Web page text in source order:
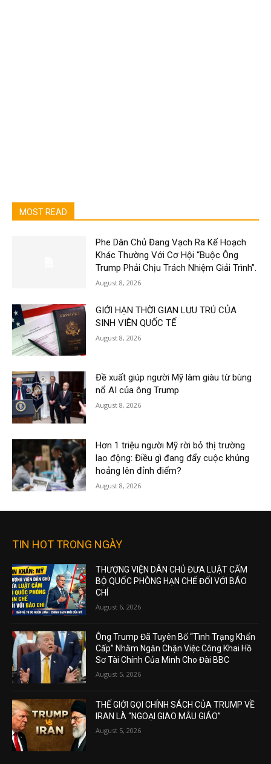
MOST READ
Phe Dân Chủ Đang Vạch Ra Kế Hoạch
Khác Thường Với Cơ Hội “Buộc Ông
Trump Phải Chịu Trách Nhiệm Giải Trình”.
August 8, 2026
GIỚI HẠN THỜI GIAN LƯU TRÚ CỦA
SINH VIÊN QUỐC TẾ
August 8, 2026
Đề xuất giúp người Mỹ làm giàu từ bùng
nổ AI của ông Trump
August 8, 2026
Hơn 1 triệu người Mỹ rời bỏ thị trường
lao động: Điều gì đang đẩy cuộc khủng
hoảng lên đỉnh điểm?
August 8, 2026
TIN HOT TRONG NGÀY
THƯỢNG VIỆN DÂN CHỦ ĐƯA LUẬT CẤM
BỘ QUỐC PHÒNG HẠN CHẾ ĐỐI VỚI BÁO
CHÍ
August 6, 2026
Ông Trump Đã Tuyên Bố “Tình Trạng Khẩn
Cấp” Nhằm Ngăn Chặn Việc Công Khai Hồ
Sơ Tài Chính Của Mình Cho Đài BBC
August 5, 2026
THẾ GIỚI GỌI CHÍNH SÁCH CỦA TRUMP VỀ
IRAN LÀ “NGOẠI GIAO MẪU GIÁO”
August 5, 2026